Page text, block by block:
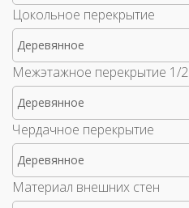
Цокольное перекрытие
Деревянное
Межэтажное перекрытие 1/2
Деревянное
Чердачное перекрытие
Деревянное
Материал внешних стен